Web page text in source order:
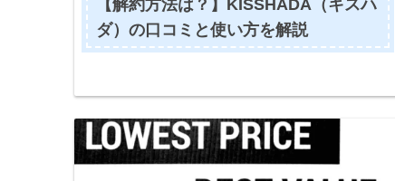
【解約方法は？】KISSHADA（キスハ
ダ）の口コミと使い方を解説